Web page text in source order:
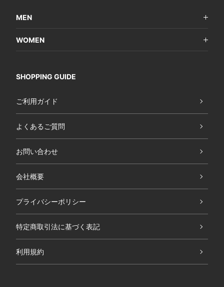
MEN
WOMEN
SHOPPING GUIDE
ご利用ガイド
よくあるご質問
お問い合わせ
会社概要
プライバシーポリシー
特定商取引法に基づく表記
利用規約